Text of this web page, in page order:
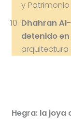
y
Dhahran
detenido
arquitectura
Hegra: la joya